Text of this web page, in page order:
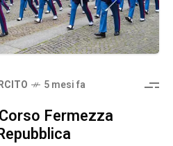
5 mesi fa
Fermezza